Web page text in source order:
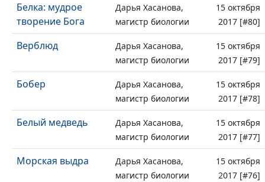
Белка: мудрое
творение Бога
Дарья Хасанова,
магистр биологии
15 октября
2017 [#80]
Верблюд
Дарья Хасанова,
магистр биологии
15 октября
2017 [#79]
Бобер
Дарья Хасанова,
магистр биологии
15 октября
2017 [#78]
Белый медведь
Дарья Хасанова,
магистр биологии
15 октября
2017 [#77]
Морская выдра
Дарья Хасанова,
магистр биологии
15 октября
2017 [#76]